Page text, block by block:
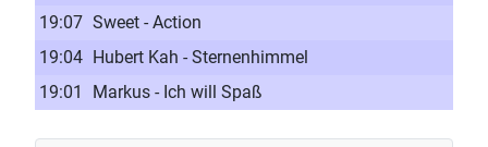
19:07 Sweet - Action
19:04 Hubert Kah - Sternenhimmel
19:01
Markus - Ich will Spaß